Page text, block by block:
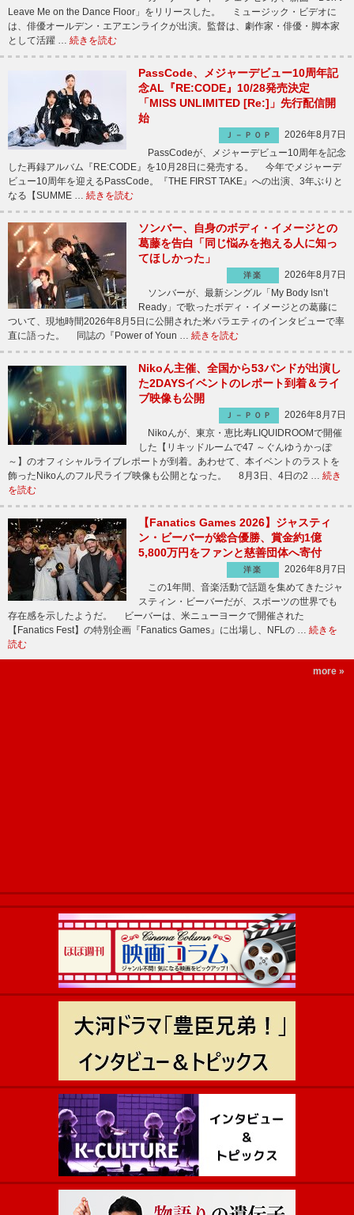
Leave Me on the Dance Floor」をリリースした。 ミュージック・ビデオに
は、俳優オールデン・エアエンライクが出演。監督は、劇作家・俳優・脚本家
として活躍 … 続きを読む
PassCode、メジャーデビュー10周年記
念AL『RE:CODE』10/28発売決定
「MISS UNLIMITED [Re:]」先行配信開
始
Ｊ－ＰＯＰ
2026年8月7日
PassCodeが、メジャーデビュー10周年を記念
した再録アルバム『RE:CODE』を10月28日に発売する。 今年でメジャーデ
ビュー10周年を迎えるPassCode。『THE FIRST TAKE』への出演、3年ぶりと
なる【SUMME … 続きを読む
ソンバー、自身のボディ・イメージとの
葛藤を告白「同じ悩みを抱える人に知っ
てほしかった」
洋楽
2026年8月7日
ソンバーが、最新シングル「My Body Isn’t
Ready」で歌ったボディ・イメージとの葛藤に
ついて、現地時間2026年8月5日に公開された米バラエティのインタビューで率
直に語った。 同誌の『Power of Youn … 続きを読む
Nikoん主催、全国から53バンドが出演し
た2DAYSイベントのレポート到着＆ライ
ブ映像も公開
Ｊ－ＰＯＰ
2026年8月7日
Nikoんが、東京・恵比寿LIQUIDROOMで開催
した【リキッドルームで47 ～ぐんゆうかっぽ
～】のオフィシャルライブレポートが到着。あわせて、本イベントのラストを
飾ったNikoんのフル尺ライブ映像も公開となった。 8月3日、4日の2 … 続き
を読む
【Fanatics Games 2026】ジャスティ
ン・ビーバーが総合優勝、賞金約1億
5,800万円をファンと慈善団体へ寄付
洋楽
2026年8月7日
この1年間、音楽活動で話題を集めてきたジャ
スティン・ビーバーだが、スポーツの世界でも
存在感を示したようだ。 ビーバーは、米ニューヨークで開催された
【Fanatics Fest】の特別企画『Fanatics Games』に出場し、NFLの … 続きを
読む
more »